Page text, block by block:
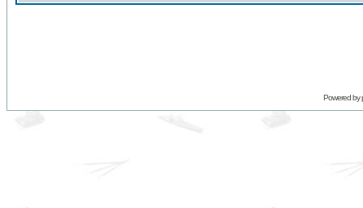
Powered by